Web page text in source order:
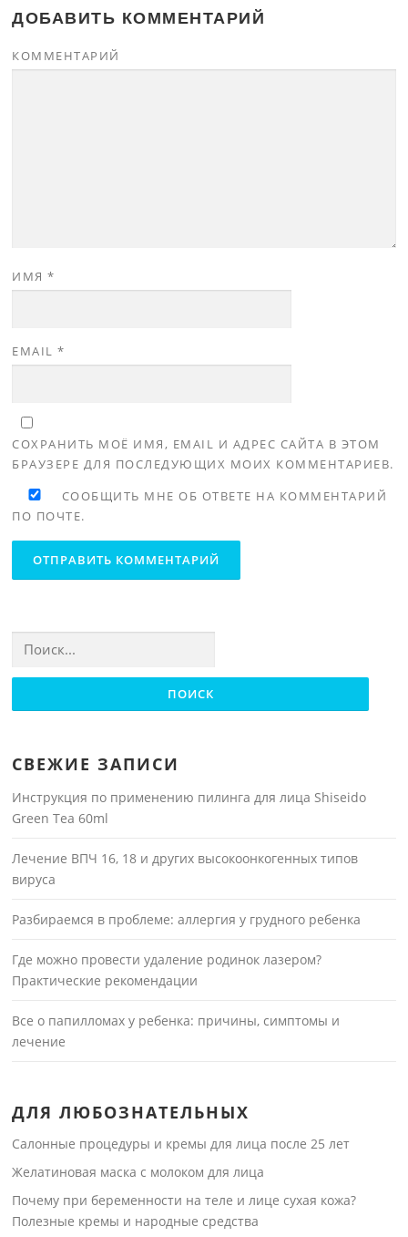
ДОБАВИТЬ КОММЕНТАРИЙ
КОММЕНТАРИЙ
ИМЯ*
EMAIL*
СОХРАНИТЬ МОЁ ИМЯ, EMAIL И АДРЕС САЙТА В ЭТОМ
БРАУЗЕРЕ ДЛЯ ПОСЛЕДУЮЩИХ МОИХ КОММЕНТАРИЕВ.
СООБЩИТЬ МНЕ ОБ ОТВЕТЕ НА КОММЕНТАРИЙ
ПО ПОЧТЕ.
СВЕЖИЕ ЗАПИСИ
Инструкция по применению пилинга для лица Shiseido
Green Tea 60ml
Лечение ВПЧ 16, 18 и других высокоонкогенных типов
вируса
Разбираемся в проблеме: аллергия у грудного ребенка
Где можно провести удаление родинок лазером?
Практические рекомендации
Все о папилломах у ребенка: причины, симптомы и
лечение
ДЛЯ ЛЮБОЗНАТЕЛЬНЫХ
Салонные процедуры и кремы для лица после 25 лет
Желатиновая маска с молоком для лица
Почему при беременности на теле и лице сухая кожа?
Полезные кремы и народные средства